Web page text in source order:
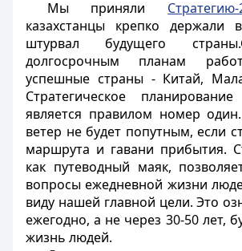
Мы приняли Стратегию-
казахстанцы крепко держали
штурвал будущего
долгосрочным планам
успешные страны - Китай,
Стратегическое
является правилом номер
ветер не будет попутным, если
маршрута и гавани прибытия.
как путеводный маяк,
вопросы ежедневной жизни
виду нашей главной цели. Это
ежегодно, а не через 30-50 лет,
жизнь людей.